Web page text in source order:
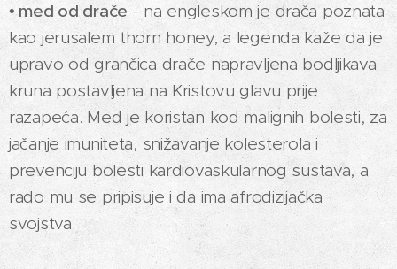
• med od drače - na engleskom je drača poznata
kao jerusalem thorn honey, a legenda kaže da je
upravo od grančica drače napravljena bodljikava
kruna postavljena na Kristovu glavu prije
razapeća. Med je koristan kod malignih bolesti, za
jačanje imuniteta, snižavanje kolesterola i
prevenciju bolesti kardiovaskularnog sustava, a
rado mu se pripisuje i da ima afrodizijačka
svojstva.